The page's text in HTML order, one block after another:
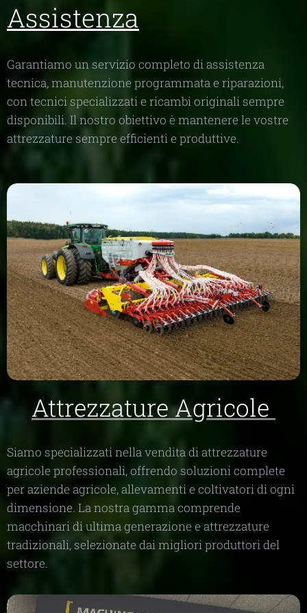
Assistenza
Garantiamo un servizio completo di assistenza
tecnica, manutenzione programmata e riparazioni,
con tecnici specializzati e ricambi originali sempre
disponibili. Il nostro obiettivo è mantenere le vostre
attrezzature sempre efficienti e produttive.
Attrezzature Agricole
Siamo specializzati nella vendita di attrezzature
agricole professionali, offrendo soluzioni complete
per aziende agricole, allevamenti e coltivatori di ogni
dimensione. La nostra gamma comprende
macchinari di ultima generazione e attrezzature
tradizionali, selezionate dai migliori produttori del
settore.